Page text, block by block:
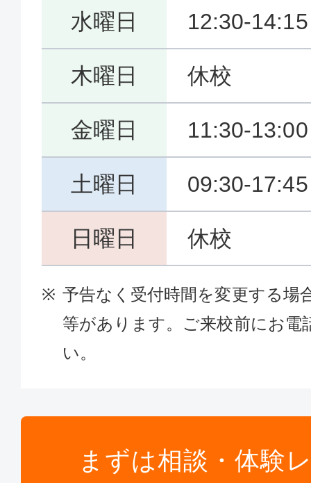
水曜日 12:30-
木曜日 休校
金曜日 11:30-
土曜日 09:30-17:45
日曜日 休校
予告なく受付時間を変更する場
等があります。ご来校前にお電
い。
まずは相談・体験